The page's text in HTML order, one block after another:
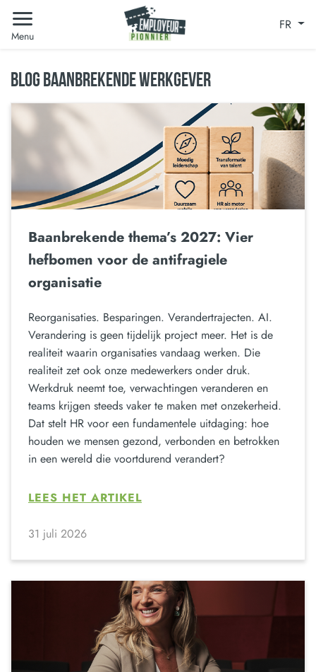
Menu
FR
BLOG BAANBREKENDE WERKGEVER
Baanbrekende thema’s 2027: Vier
hefbomen voor de antifragiele
organisatie
Reorganisaties. Besparingen. Verandertrajecten. AI.
Verandering is geen tijdelijk project meer. Het is de
realiteit waarin organisaties vandaag werken. Die
realiteit zet ook onze medewerkers onder druk.
Werkdruk neemt toe, verwachtingen veranderen en
teams krijgen steeds vaker te maken met onzekerheid.
Dat stelt HR voor een fundamentele uitdaging: hoe
houden we mensen gezond, verbonden en betrokken
in een wereld die voortdurend verandert?
LEES HET ARTIKEL
31 juli 2026